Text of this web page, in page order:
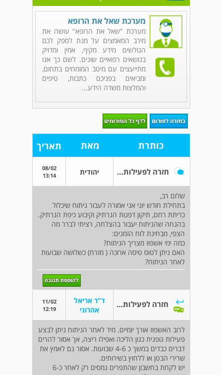
מערכת שאל את הרופא
מערכת "שאל את הרופא" עושה את
מירב המאמצים על מנת לספק לכם
הגולשים מידע מקיף, אמין ומדויק
בנושאים רפואיים שונים. לשם כך אנו
מתייעצים עם מיטב המומחים בתחום,
ומביאים בפניכם כתבות, טיפים
והמלצות משדה הידע...
כותרת מאת תאריך
חזרה לפעילות מלאה אחרי ניתוח יהודית
08/02
13:14
שלום רב,
בתחילת חודש יוני אני אמורה לעבור ניתוח שיכלול
כריתת רחם, תיקון דפנות הנרתיק וקיבוע כיפת הנרתיק.
בהנחה שהניתוח יעבור בהצלחה, רציתי לברר מה
הצפי, מבחינת לוח הזמנים:
כמה ימי אשפוז מצריך הניתוח?
האם ניתן לטוס טיסה ארוכה ( מזרח) כשלושה שבועות
לאחר הניתוח?
חזרה לפעילות מלאה אחרי ניתוח
ד"ר אריאל
אהרוני
11/02
12:19
לרוב האשפוז אורך יומיים. מיד לאחר הניתוח ניתן לבצע
פעילות גופנית כגון הליכה ואפילו ריצה, אך אסור להרים
דברים כבדים במשך כ 4-6 שבועות. אסור גם לאמץ את
שרירי הבטן או ללחוץ בשירותים.
יש לקחת בחשבון שהתפרים נמסים רק לאחר כ-6